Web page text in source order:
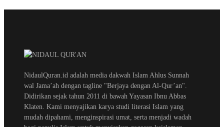
NidaulQuran.id adalah media dakwah Islam Ahlus Sunnah
wal Jama’ah dengan tagline "Berjaya dengan Al-Qur’an".
Didirikan sejak tahun 2011 di bawah Yayasan Ibnu Abbas
Klaten. Kami menyajikan karya studi literasi Islam yang
mudah dipahami, menginspirasi umat, serta menjadi wadah